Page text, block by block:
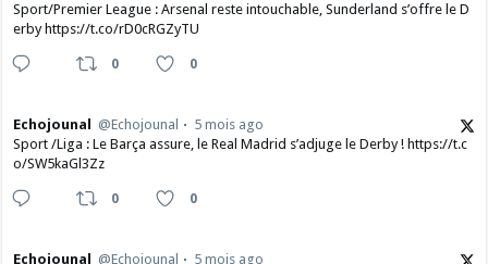
Sport/Premier League : Arsenal reste intouchable, Sunderland s’offre le D
erby https://t.co/rD0cRGZyTU
0 0
Echojounal @Echojounal
5 mois ago
Sport /Liga : Le Barça assure, le Real Madrid s’adjuge le Derby ! https://t.c
o/SW5kaGl3Zz
0 0
Echojounal @Echojounal
5 mois ago